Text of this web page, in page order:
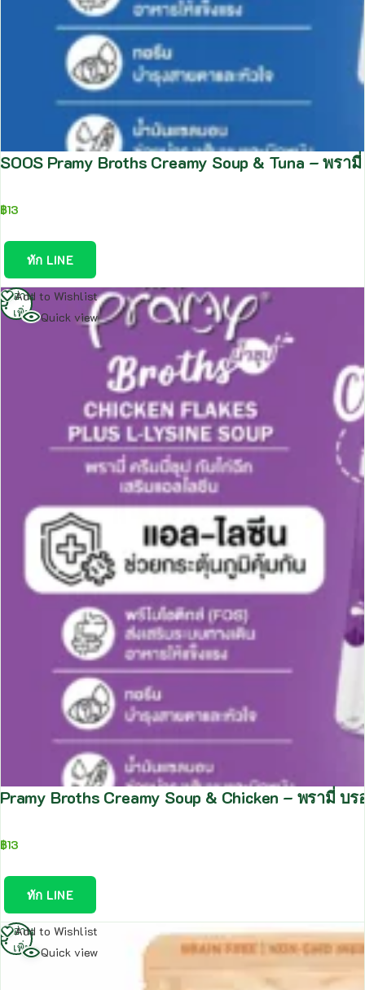
SOOS Pramy Broths Creamy Soup & Tuna – พ
฿13
ทัก LINE
Add to Wishlist
Quick view
Pramy Broths Creamy Soup & Chicken – พรามี่
฿13
ทัก LINE
อ่าน
เพิ่ม
Add to Wishlist
Quick view
อ่าน
เพิ่ม